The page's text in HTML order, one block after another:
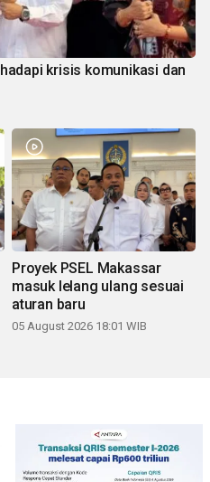
krisis komunikasi dan
Proyek PSEL Makassar
masuk lelang ulang sesuai
aturan baru
05 August 2026 18:01 WIB